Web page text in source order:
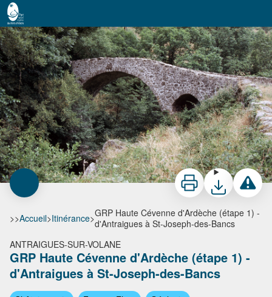
Voir l'image en plein écran
ImprimerTéléchargerSignaler
>>Accueil>Itinérance>GRP Haute Cévenne d'Ardèche (étape 1) -
d'Antraigues à St-Joseph-des-Bancs
ANTRAIGUES-SUR-VOLANE
GRP Haute Cévenne d'Ardèche (étape 1) -
d'Antraigues à St-Joseph-des-Bancs